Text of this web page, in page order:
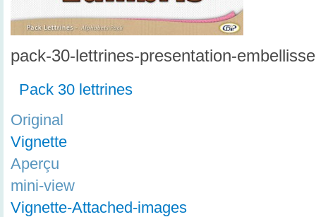
pack-30-lettrines-presentation-
Pack 30 lettrines
Original
Vignette
Aperçu
mini-view
Vignette-Attached-images